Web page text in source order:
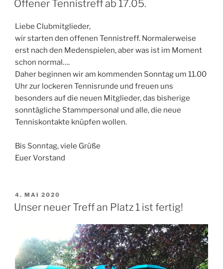
Offener Tennistreff ab 17.05.
Liebe Clubmitglieder,
wir starten den offenen Tennistreff. Normalerweise
erst nach den Medenspielen, aber was ist im Moment
schon normal….
Daher beginnen wir am kommenden Sonntag um 11.00
Uhr zur lockeren Tennisrunde und freuen uns
besonders auf die neuen Mitglieder, das bisherige
sonntägliche Stammpersonal und alle, die neue
Tenniskontakte knüpfen wollen.
Bis Sonntag, viele Grüße
Euer Vorstand
VERÖFFENTLICHT
AM
4. MAI 2020
Unser neuer Treff an Platz 1 ist fertig!